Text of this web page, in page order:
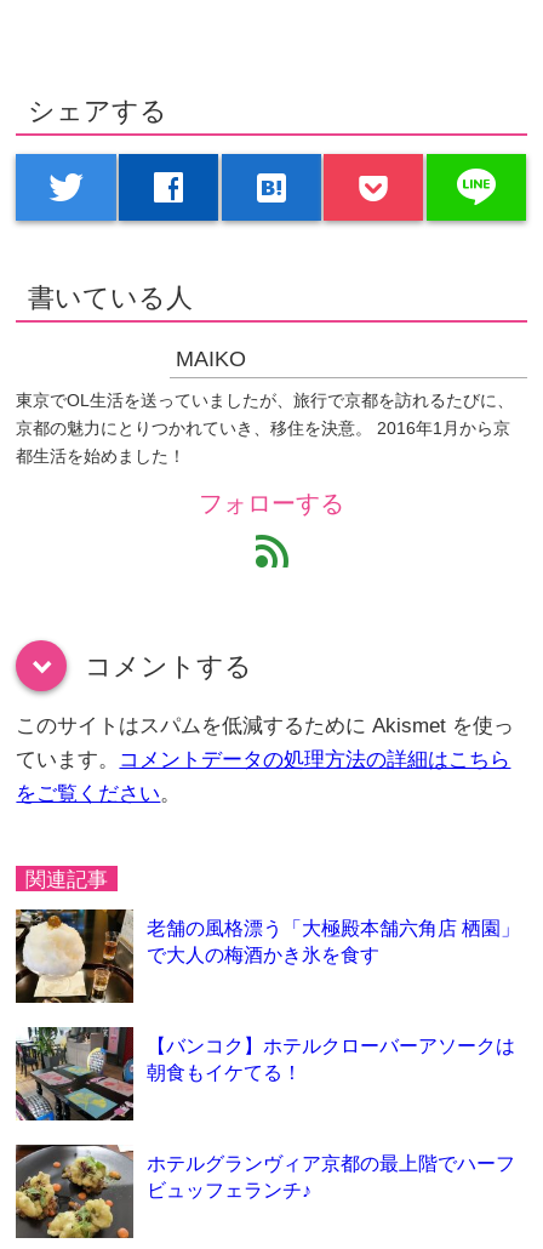
シェアする
twitter facebook hatenabookmark line
書いている人
MAIKO
東京でOL生活を送っていましたが、旅行で京都を訪れるたびに、
京都の魅力にとりつかれていき、移住を決意。 2016年1月から京
都生活を始めました！
フォローする
feed
down コメントする
このサイトはスパムを低減するために Akismet を使っ
ています。 コメントデータの処理方法の詳細はこちら
をご覧ください。
関連記事
老舗の風格漂う「大極殿本舗六角店 栖園」
で大人の梅酒かき氷を食す
【バンコク】ホテルクローバーアソークは
朝食もイケてる！
ホテルグランヴィア京都の最上階でハーフ
ビュッフェランチ♪